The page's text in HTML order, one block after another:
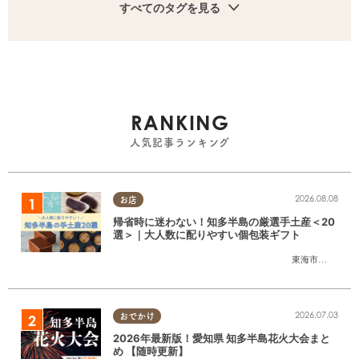
すべてのタグを見る
RANKING
人気記事ランキング
お店
東海市
,大府市
2026.08.08
帰省時に迷わない！知多半島の厳選手土産＜20
選＞｜大人数に配りやすい個包装ギフト
おでかけ 2026.07.03
2026年最新版！愛知県 知多半島花火大会まと
め 【随時更新】